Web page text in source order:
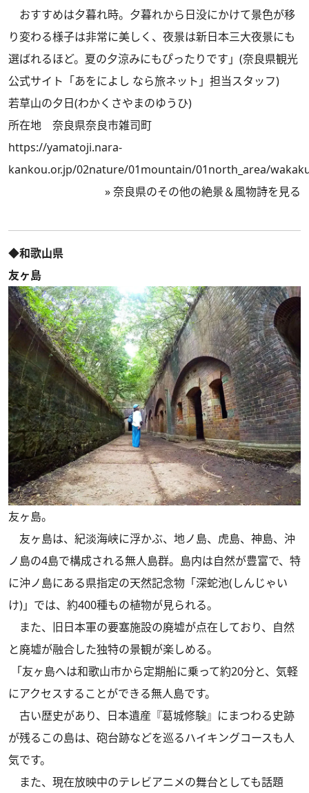
おすすめは夕暮れ時。夕暮れから日没にかけて景色が移
り変わる様子は非常に美しく、夜景は新日本三大夜景にも
選ばれるほど。夏の夕涼みにもぴったりです」(奈良県観光
公式サイト「あをによし なら旅ネット」担当スタッフ)
若草山の夕日(わかくさやまのゆうひ)
所在地 奈良県奈良市雑司町
https://yamatoji.nara-
kankou.or.jp/02nature/01mountain/01north_area/
»奈良県のその他の絶景＆風物詩を見る
◆和歌山県
友ヶ島
友ヶ島。
友ヶ島は、紀淡海峡に浮かぶ、地ノ島、虎島、神島、沖
ノ島の4島で構成される無人島群。島内は自然が豊富で、特
に沖ノ島にある県指定の天然記念物「深蛇池(しんじゃい
け)」では、約400種もの植物が見られる。
また、旧日本軍の要塞施設の廃墟が点在しており、自然
と廃墟が融合した独特の景観が楽しめる。
「友ヶ島へは和歌山市から定期船に乗って約20分と、気軽
にアクセスすることができる無人島です。
古い歴史があり、日本遺産『葛城修験』にまつわる史跡
が残るこの島は、砲台跡などを巡るハイキングコースも人
気です。
また、現在放映中のテレビアニメの舞台としても話題